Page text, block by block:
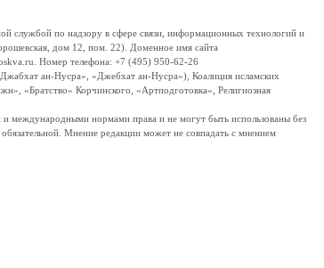
по надзору в сфере связи, информационных технологий и
дом 12, пом. 22). Доменное имя сайта
Номер телефона: +7 (495) 950-62-26
ан-Нусра», «Джебхат ан-Нусра»), Коалиция исламских
«Братство» Корчинского, «Артподготовка», Религиозная
и международными нормами права и не могут быть использованы без
Мнение редакции может не совпадать с мнением